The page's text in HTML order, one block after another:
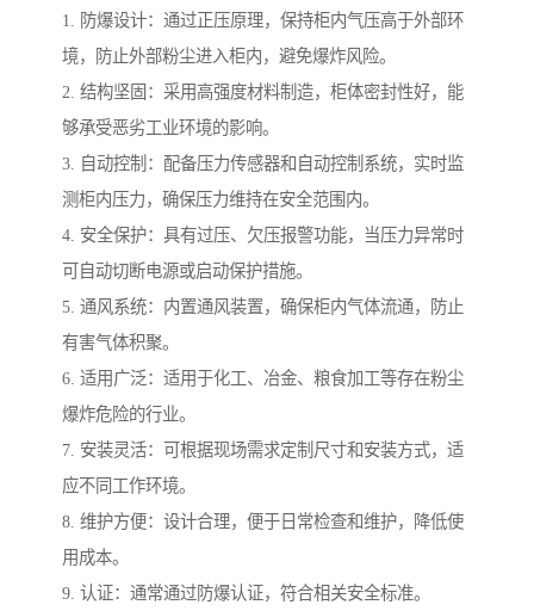
1. 防爆设计：通过正压原理，保持柜内气压高于外部环
境，防止外部粉尘进入柜内，避免爆炸风险。
2. 结构坚固：采用高强度材料制造，柜体密封性好，能
够承受恶劣工业环境的影响。
3. 自动控制：配备压力传感器和自动控制系统，实时监
测柜内压力，确保压力维持在安全范围内。
4. 安全保护：具有过压、欠压报警功能，当压力异常时
可自动切断电源或启动保护措施。
5. 通风系统：内置通风装置，确保柜内气体流通，防止
有害气体积聚。
6. 适用广泛：适用于化工、冶金、粮食加工等存在粉尘
爆炸危险的行业。
7. 安装灵活：可根据现场需求定制尺寸和安装方式，适
应不同工作环境。
8. 维护方便：设计合理，便于日常检查和维护，降低使
用成本。
9. 认证：通常通过防爆认证，符合相关安全标准。